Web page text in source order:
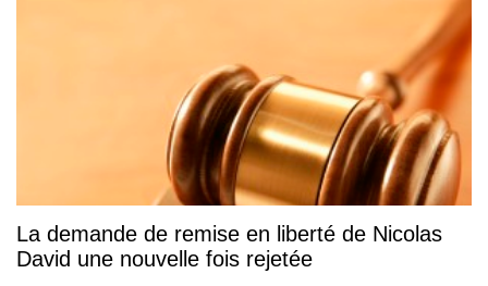
La demande de remise en liberté de Nicolas
David une nouvelle fois rejetée